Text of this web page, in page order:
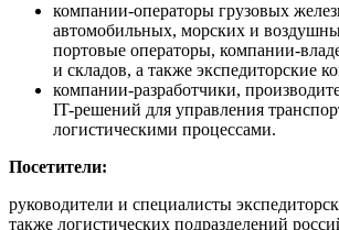
компании-операторы грузовых
автомобильных, морских и
портовые операторы, компании-
и складов, а также экспедиторские
компании-разработчики,
IT-решений для управления
логистическими процессами.
Посетители:
руководители и специалисты
также логистических подразделений